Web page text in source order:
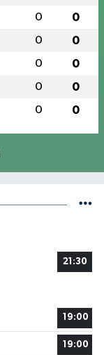
0 0
0 0
0 0
0 0
0 0
21:30
19:00
19:00